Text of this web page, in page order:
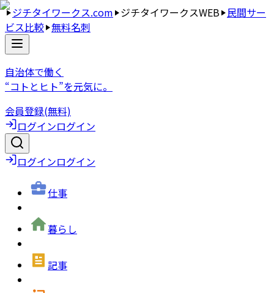
ジチタイワークス.com ジチタイワークスWEB 民間サー
ビス比較 無料名刺
自治体で働く
“コトとヒト”を元気に。
会員登録(無料)
ログインログイン
ログインログイン
仕事
暮らし
記事